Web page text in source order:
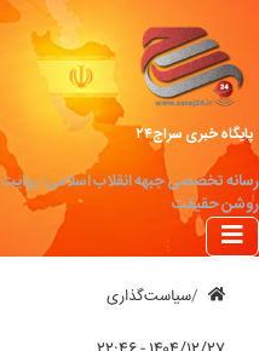
پایگاه خبری سراج۲۴
رسانه تخصصی جبهه انقلاب اسلامی؛ روایت
روشن حقیقت
سیاست‌گذاری